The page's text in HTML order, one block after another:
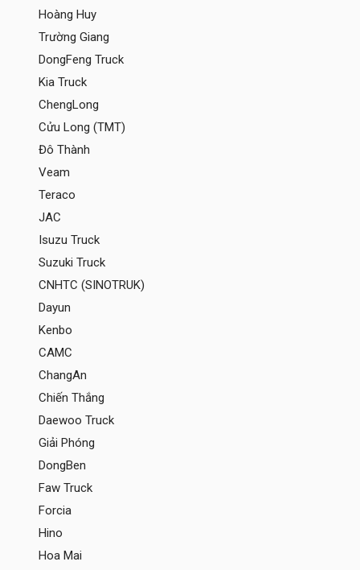
Hoàng Huy
Trường Giang
DongFeng Truck
Kia Truck
ChengLong
Cửu Long (TMT)
Đô Thành
Veam
Teraco
JAC
Isuzu Truck
Suzuki Truck
CNHTC (SINOTRUK)
Dayun
Kenbo
CAMC
ChangAn
Chiến Thắng
Daewoo Truck
Giải Phóng
DongBen
Faw Truck
Forcia
Hino
Hoa Mai